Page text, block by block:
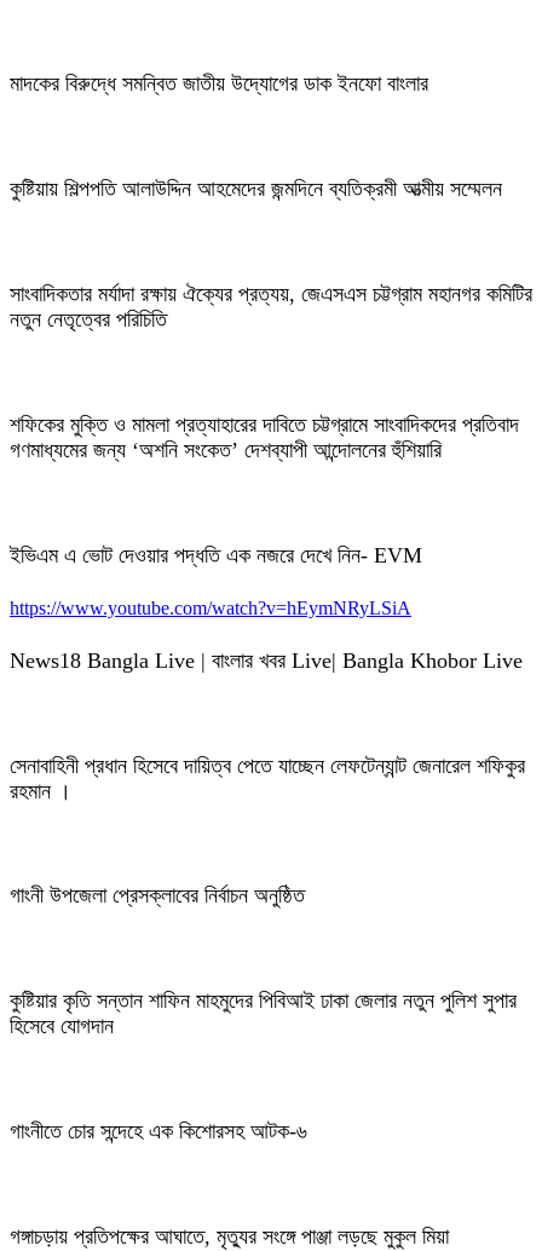
মাদকের বিরুদ্ধে সমন্বিত জাতীয় উদ্যোগের ডাক ইনফো বাংলার
কুষ্টিয়ায় শিল্পপতি আলাউদ্দিন আহমেদের জন্মদিনে ব্যতিক্রমী আত্মীয় সম্মেলন
সাংবাদিকতার মর্যাদা রক্ষায় ঐক্যের প্রত্যয়, জেএসএস চট্টগ্রাম মহানগর কমিটির
নতুন নেতৃত্বের পরিচিতি
শফিকের মুক্তি ও মামলা প্রত্যাহারের দাবিতে চট্টগ্রামে সাংবাদিকদের প্রতিবাদ
গণমাধ্যমের জন্য ‘অশনি সংকেত’ দেশব্যাপী আন্দোলনের হুঁশিয়ারি
ইভিএম এ ভোট দেওয়ার পদ্ধতি এক নজরে দেখে নিন- EVM
https://www.youtube.com/watch?v=hEymNRyLSiA
News18 Bangla Live | বাংলার খবর Live| Bangla Khobor Live
সেনাবাহিনী প্রধান হিসেবে দায়িত্ব পেতে যাচ্ছেন লেফটেন্যান্ট জেনারেল শফিকুর
রহমান ।
গাংনী উপজেলা প্রেসক্লাবের নির্বাচন অনুষ্ঠিত
কুষ্টিয়ার কৃতি সন্তান শাফিন মাহমুদের পিবিআই ঢাকা জেলার নতুন পুলিশ সুপার
হিসেবে যোগদান
গাংনীতে চোর সন্দেহে এক কিশোরসহ আটক-৬
গঙ্গাচড়ায় প্রতিপক্ষের আঘাতে, মৃত্যুর সংঙ্গে পাঞ্জা লড়ছে মুকুল মিয়া